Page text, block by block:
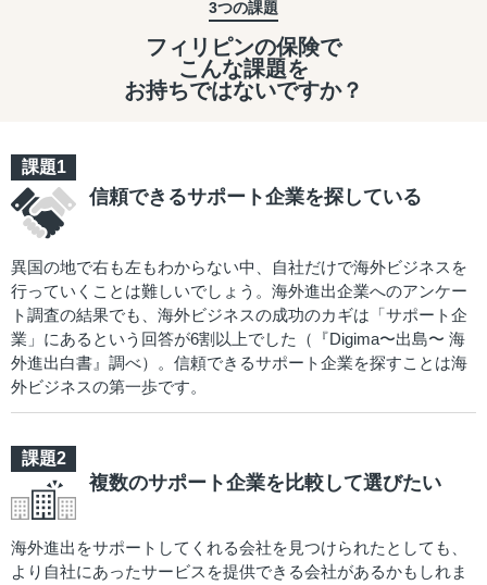
3つの課題
フィリピンの保険で
こんな課題を
お持ちではないですか？
信頼できるサポート企業を探している
異国の地で右も左もわからない中、自社だけで海外ビジネスを
行っていくことは難しいでしょう。海外進出企業へのアンケー
ト調査の結果でも、海外ビジネスの成功のカギは「サポート企
業」にあるという回答が6割以上でした（『Digima〜出島〜 海
外進出白書』調べ）。信頼できるサポート企業を探すことは海
外ビジネスの第一歩です。
複数のサポート企業を比較して選びたい
海外進出をサポートしてくれる会社を見つけられたとしても、
より自社にあったサービスを提供できる会社があるかもしれま